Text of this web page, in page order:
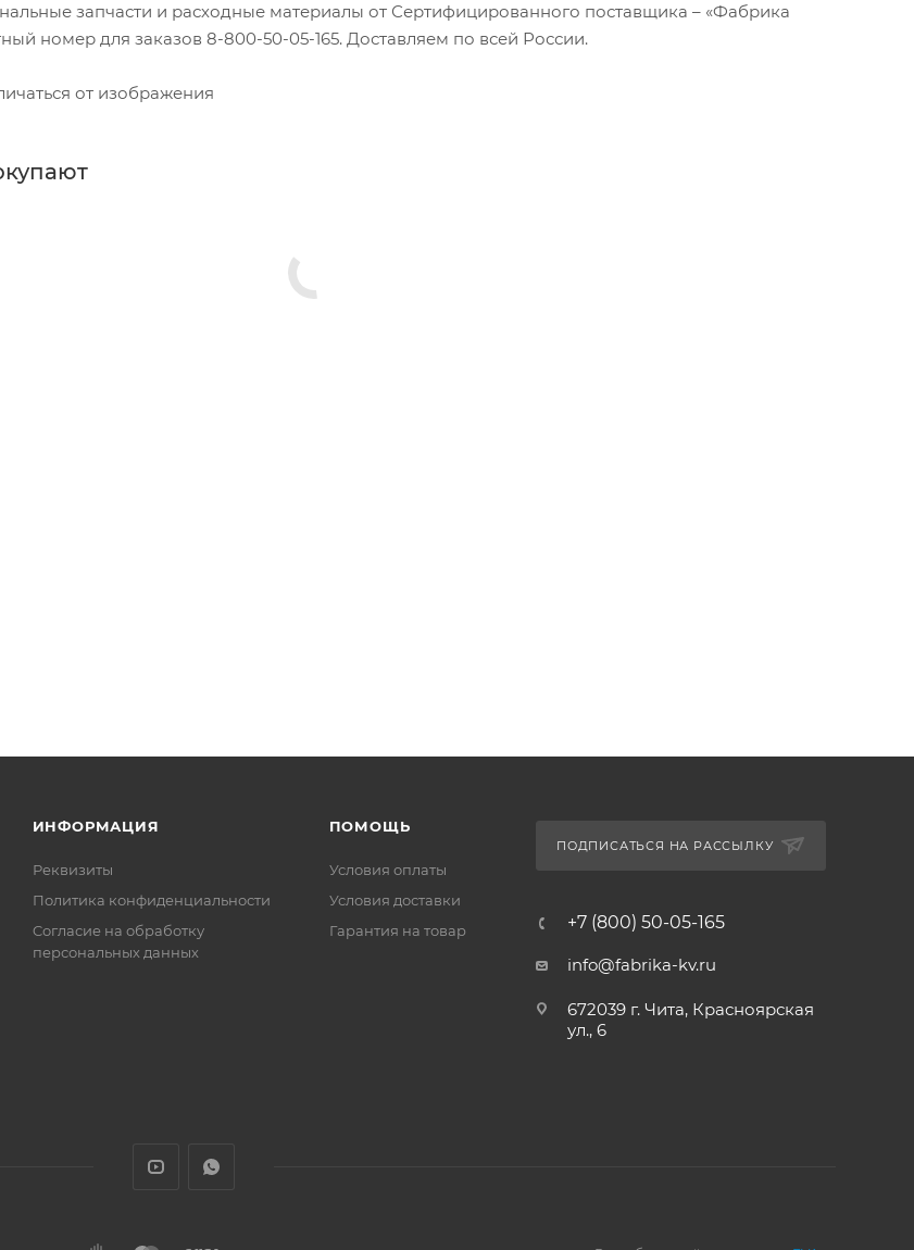
запчасти и расходные материалы от Сертифицированного поставщика – «Фабрика
номер для заказов 8-800-50-05-165. Доставляем по всей России.
от изображения
ИНФОРМАЦИЯ
Реквизиты
Политика конфиденциальности
Cогласие на обработку
персональных данных
ПОМОЩЬ
Условия оплаты
Условия доставки
Гарантия на товар
ПОДПИСАТЬСЯ НА РАССЫЛКУ
+7 (800) 50-05-165
info@fabrika-kv.ru
672039 г. Чита, Красноярская
ул., 6